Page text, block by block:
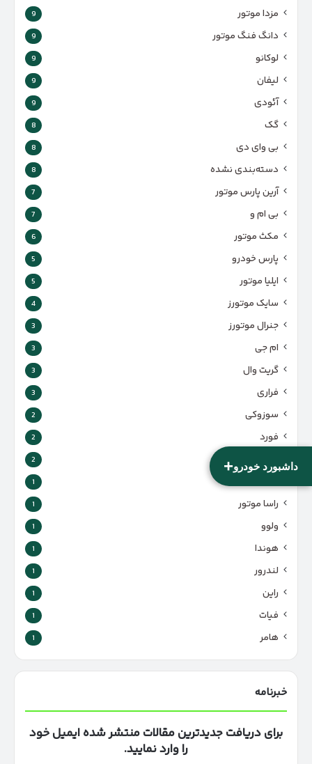
+داشبورد خودرو
مزدا موتور 9
دانگ فنگ موتور 9
لوکانو 9
لیفان 9
آئودی 9
گک 8
بی وای دی 8
دسته‌بندی نشده 8
آرین پارس موتور 7
بی ام و 7
مکث موتور 6
پارس‌ خودرو 5
ایلیا موتور 5
سایک موتورز 4
جنرال موتورز 3
ام جی 3
گریت وال 3
فراری 3
سوزوکی 2
فورد 2
2
1
راسا موتور 1
ولوو 1
هوندا 1
لندرور 1
راین 1
فیات 1
هامر 1
خبرنامه
برای دریافت جدیدترین مقالات منتشر شده ایمیل خود
را وارد نمایید.